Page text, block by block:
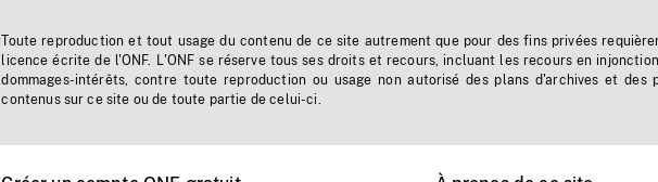
Toute reproduction et tout usage du contenu de ce site autrement que pour des fins privées
licence écrite de l'ONF. L'ONF se réserve tous ses droits et recours, incluant les recours en
dommages-intérêts, contre toute reproduction ou usage non autorisé des plans d'archives et des
contenus sur ce site ou de toute partie de celui-ci.